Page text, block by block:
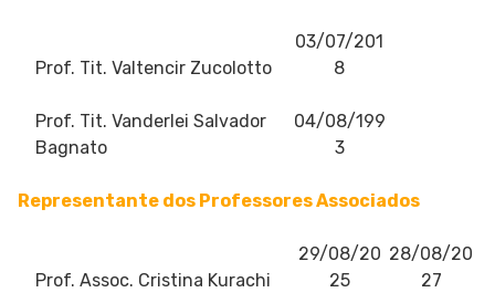
Prof. Tit. Valtencir Zucolotto
03/07/201
8
Prof. Tit. Vanderlei Salvador
Bagnato
04/08/199
3
Representante dos Professores Associados
Prof. Assoc. Cristina Kurachi
29/08/20
25
28/08/20
27